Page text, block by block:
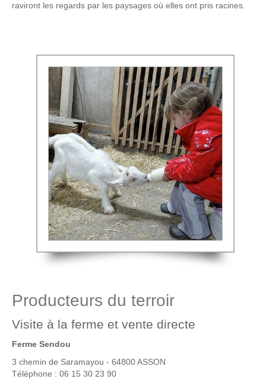
raviront les regards par les paysages où elles ont pris racines.
Producteurs du terroir
Visite à la ferme et vente directe
Ferme Sendou
3 chemin de Saramayou - 64800 ASSON
Téléphone : 06 15 30 23 90